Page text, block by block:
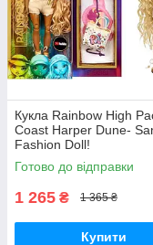
Кукла Rainbow High
Coast Harper Dune-
Fashion Doll!
Готово до відправки
1 265 ₴ 1 365 ₴
Купити